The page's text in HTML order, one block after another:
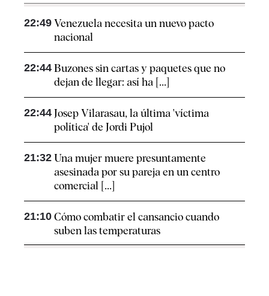
22:49 Venezuela necesita un nuevo pacto
nacional
22:44 Buzones sin cartas y paquetes que no
dejan de llegar: así ha [...]
22:44 Josep Vilarasau, la última 'víctima
política' de Jordi Pujol
21:32 Una mujer muere presuntamente
asesinada por su pareja en un centro
comercial [...]
21:10 Cómo combatir el cansancio​ cuando
suben las temperaturas